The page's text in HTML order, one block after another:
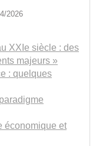
2026
XXIe siècle : des
majeurs »
: quelques
économique et